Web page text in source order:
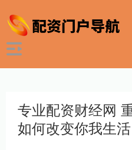
专业配资财经网
如何改变你我生